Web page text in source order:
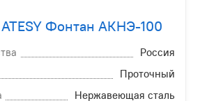
Фонтан АКНЭ-100
Россия
Проточный
Нержавеющая сталь